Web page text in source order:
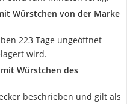
Würstchen von der Marke
223 Tage ungeöffnet
wird.
Würstchen des
beschrieben und gilt als